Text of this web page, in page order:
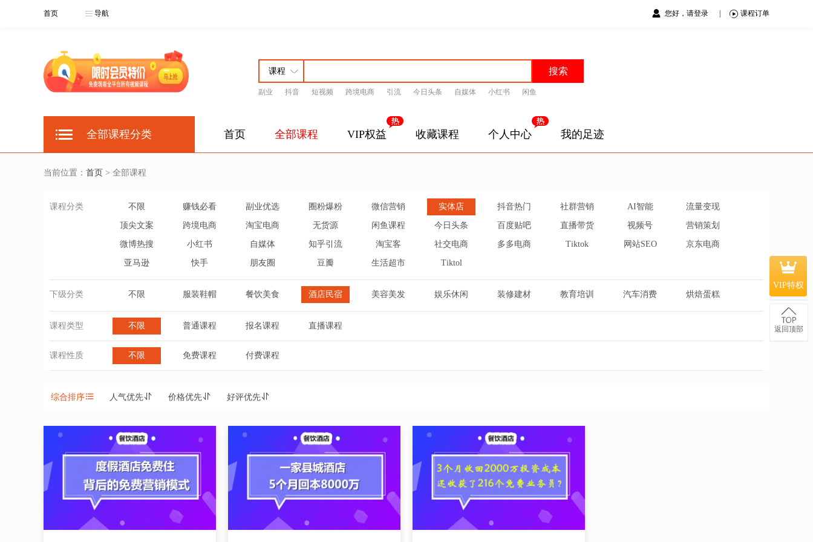
首页 导航 您好，请登录 课程订单
搜索
副业 抖音 短视频 跨境电商 引流 今日头条 自媒体 小红书 闲鱼
全部课程分类 首页 全部课程 VIP权益 收藏课程 个人中心 我的足迹
当前位置： 首页 > 全部课程
课程分类 不限 赚钱必看 副业优选 圈粉爆粉 微信营销 实体店 抖音热门 社群营销 AI智能 流量变现
顶尖文案 跨境电商 淘宝电商 无货源 闲鱼课程 今日头条 百度贴吧 直播带货 视频号 营销策划
微博热搜 小红书 自媒体 知乎引流 淘宝客 社交电商 多多电商 Tiktok 网站SEO 京东电商
亚马逊 快手 朋友圈 豆瓣 生活超市 Tiktol
下级分类 不限 服装鞋帽 餐饮美食 酒店民宿 美容美发 娱乐休闲 装修建材 教育培训 汽车消费 烘焙蛋糕
课程类型 不限 普通课程 报名课程 直播课程
课程性质 不限 免费课程 付费课程
综合排序 人气优先 价格优先 好评优先
VIP特权
返回顶部